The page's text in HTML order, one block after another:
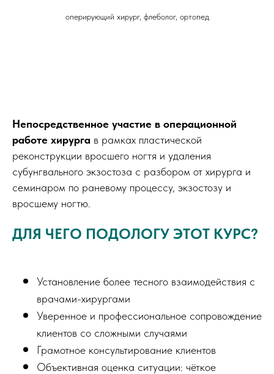
оперирующий хирург, флеболог, ортопед
Непосредственное участие в операционной
работе хирурга в рамках пластической
реконструкции вросшего ногтя и удаления
субунгвального экзостоза с разбором от хирурга и
семинаром по раневому процессу, экзостозу и
вросшему ногтю.
ДЛЯ ЧЕГО ПОДОЛОГУ ЭТОТ КУРС?
Установление более тесного взаимодействия с
врачами-хирургами
Уверенное и профессиональное сопровождение
клиентов со сложными случаями
Грамотное консультирование клиентов
Объективная оценка ситуации: чёткое